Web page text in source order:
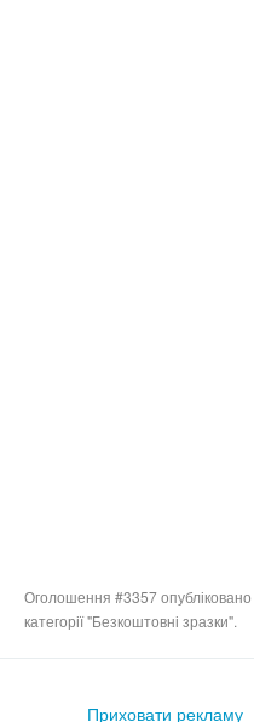
Оголошення #3357
категорії "Безкоштовні зразки".
Приховати рекламу